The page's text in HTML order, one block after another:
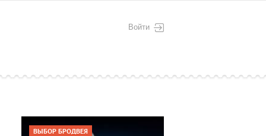
Войти
ВЫБОР БРОДВЕЯ